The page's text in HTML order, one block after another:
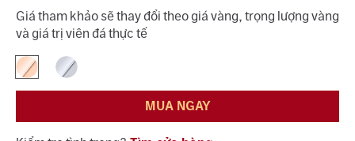
Giá tham khảo sẽ thay đổi theo giá vàng, trọng lượng vàng
và giá trị viên đá thực tế
MUA NGAY